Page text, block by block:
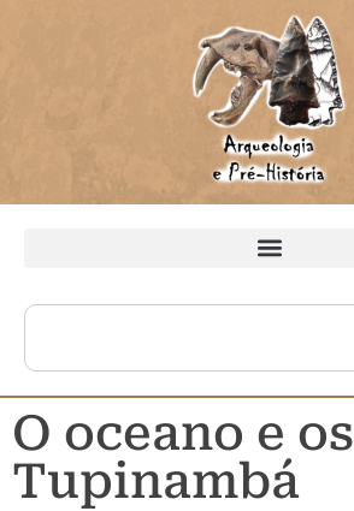
O oceano e os
Tupinambá